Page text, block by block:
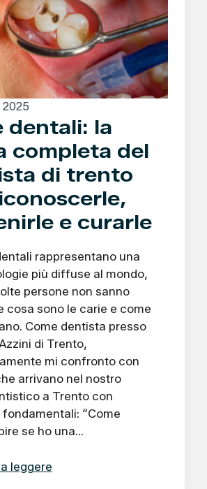
2025
dentali: la
completa del
di trento
e curarle
rappresentano una
più diffuse al mondo,
persone non sanno
cosa sono le carie e come
Come dentista presso
di Trento,
mi confronto con
arrivano nel nostro
a Trento con
“Come
se ho una…
leggere